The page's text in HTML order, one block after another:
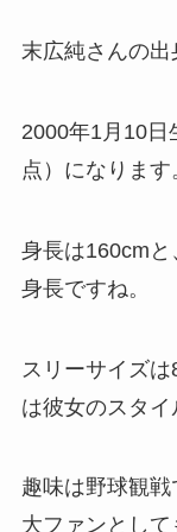
末広純さんの出
2000年1月10日
点）になります
身長は160cm
身長ですね。
スリーサイズ
は彼女のスタイ
趣味は野球観
大ファンとして